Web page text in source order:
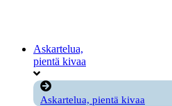
Askartelua,
pientä kivaa
Askartelua, pientä kivaa